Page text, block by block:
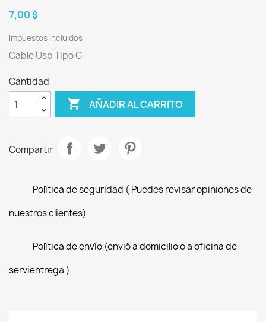
7,00 $
Impuestos incluidos
Cable Usb Tipo C
Cantidad
 AÑADIR AL CARRITO
Compartir
Política de seguridad ( Puedes revisar opiniones de
nuestros clientes)
Política de envío (envió a domicilio o a oficina de
servientrega )